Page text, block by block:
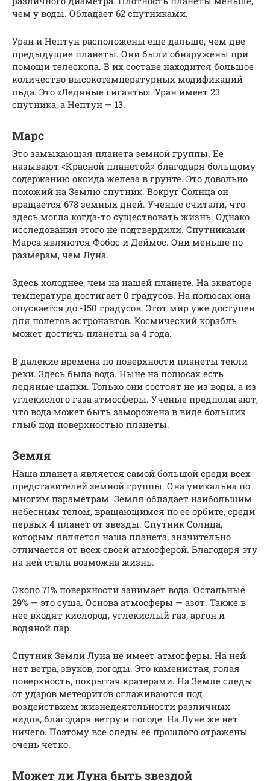
чем у воды. Обладает 62 спутниками.
Уран и Нептун расположены еще дальше, чем две
предыдущие планеты. Они были обнаружены при
помощи телескопа. В их составе находится большое
количество высокотемпературных модификаций
льда. Это «Ледяные гиганты». Уран имеет 23
спутника, а Нептун — 13.
Марс
Это замыкающая планета земной группы. Ее
называют «Красной планетой» благодаря большому
содержанию оксида железа в грунте. Это довольно
похожий на Землю спутник. Вокруг Солнца он
вращается 678 земных дней. Ученые считали, что
здесь могла когда-то существовать жизнь. Однако
исследования этого не подтвердили. Спутниками
Марса являются Фобос и Деймос. Они меньше по
размерам, чем Луна.
Здесь холоднее, чем на нашей планете. На экваторе
температура достигает 0 градусов. На полюсах она
опускается до -150 градусов. Этот мир уже доступен
для полетов астронавтов. Космический корабль
может достичь планеты за 4 года.
В далекие времена по поверхности планеты текли
реки. Здесь была вода. Ныне на полюсах есть
ледяные шапки. Только они состоят не из воды, а из
углекислого газа атмосферы. Ученые предполагают,
что вода может быть заморожена в виде больших
глыб под поверхностью планеты.
Земля
Наша планета является самой большой среди всех
представителей земной группы. Она уникальна по
многим параметрам. Земля обладает наибольшим
небесным телом, вращающимся по ее орбите, среди
первых 4 планет от звезды. Спутник Солнца,
которым является наша планета, значительно
отличается от всех своей атмосферой. Благодаря эту
на ней стала возможна жизнь.
Около 71% поверхности занимает вода. Остальные
29% — это суша. Основа атмосферы — азот. Также в
нее входят кислород, углекислый газ, аргон и
водяной пар.
Спутник Земли Луна не имеет атмосферы. На ней
нет ветра, звуков, погоды. Это каменистая, голая
поверхность, покрытая кратерами. На Земле следы
от ударов метеоритов сглаживаются под
воздействием жизнедеятельности различных
видов, благодаря ветру и погоде. На Луне же нет
ничего. Поэтому все следы ее прошлого отражены
очень четко.
Может ли Луна быть звездой